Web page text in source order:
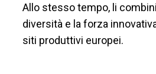
Allo stesso tempo, li
diversità e la forza
siti produttivi europei.